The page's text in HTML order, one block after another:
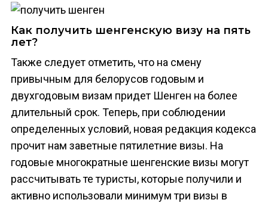
Как получить шенгенскую визу на пять
лет?
Также следует отметить, что на смену
привычным для белорусов годовым и
двухгодовым визам придет Шенген на более
длительный срок. Теперь, при соблюдении
определенных условий, новая редакция кодекса
прочит нам заветные пятилетние визы. На
годовые многократные шенгенские визы могут
рассчитывать те туристы, которые получили и
активно использовали минимум три визы в